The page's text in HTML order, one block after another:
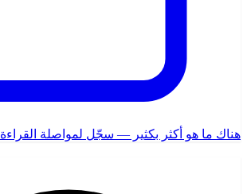
هناك ما هو أكثر بكثير — سجّل لمواصلة القراءة